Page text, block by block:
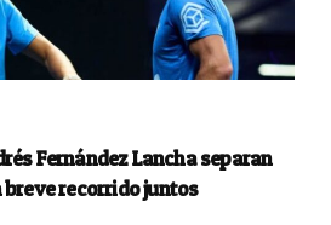
Fernández Lancha separan
recorrido juntos